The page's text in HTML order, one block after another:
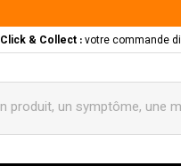
Click & Collect :votre commande